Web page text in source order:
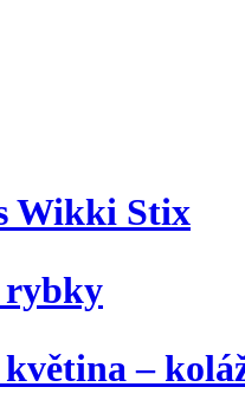
Wikki Stix
–